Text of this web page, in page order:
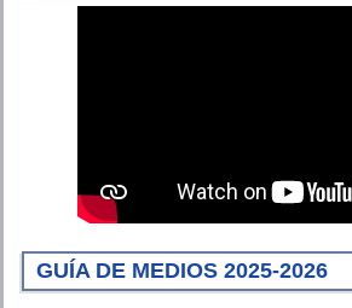
GUÍA DE MEDIOS 2025-2026